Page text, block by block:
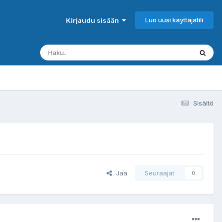
Kirjaudu sisään Luo uusi käyttäjätili
Sisältö
Jaa Seuraajat 0